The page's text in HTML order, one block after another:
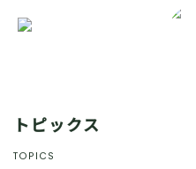
トピックス
TOPICS